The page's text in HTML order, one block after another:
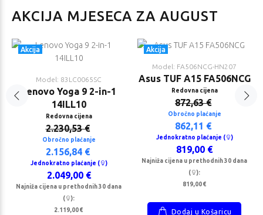
AKCIJA MJESECA ZA AUGUST
Akcija
Model: 83LC0065SC
Lenovo Yoga 9 2-in-1
14ILL10
Redovna cijena
2.230,53 €
Obročno plaćanje
2.156,84 €
Jednokratno plaćanje ( )
2.049,00 €
Najniža cijena u prethodnih 30 dana
(
):
2.119,00 €
Akcija
Model: FA506NCG-HN207
Asus TUF A15 FA506NCG
Redovna cijena
872,63 €
Obročno plaćanje
862,11 €
Jednokratno plaćanje ( )
819,00 €
Najniža cijena u prethodnih 30 dana
(
):
819,00 €
Dodaj u Košaricu